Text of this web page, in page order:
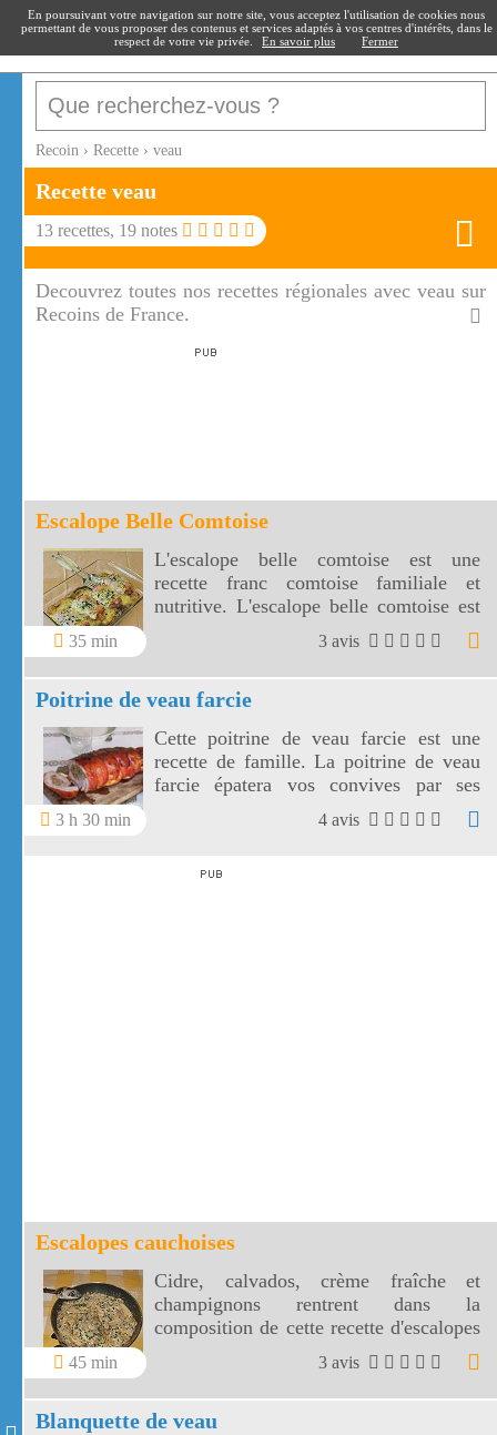
recoin.fr
Recoin › Recette › veau
Recette veau
13 recettes, 19 notes
Decouvrez toutes nos recettes régionales avec veau sur
Recoins de France.
Escalope Belle Comtoise
35 min
L'escalope belle comtoise est une
recette franc comtoise familiale et
nutritive. L'escalope belle comtoise est
aussi délicieuse que simple à réaliser.
3 avis
Poitrine de veau farcie
3 h 30 min
Cette poitrine de veau farcie est une
recette de famille. La poitrine de veau
farcie épatera vos convives par ses
jolies tranches au parfum d'antan.
4 avis
Escalopes cauchoises
45 min
Cidre, calvados, crème fraîche et
champignons rentrent dans la
composition de cette recette d'escalopes
cauchoises. Ces escalopes cauchoises
sont tout simplement savoureuses.
3 avis
Blanquette de veau
En poursuivant votre navigation sur notre site, vous acceptez l'utilisation de cookies nous
permettant de vous proposer des contenus et services adaptés à vos centres d'intérêts, dans le
respect de votre vie privée.
En savoir plus Fermer